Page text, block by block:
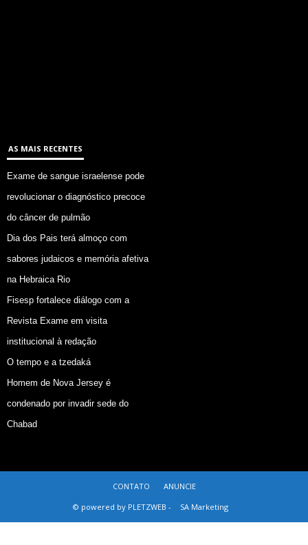
AS MAIS RECENTES
Exame de sangue israelense pode
revolucionar o diagnóstico precoce
do câncer de pulmão
Dia dos Pais terá almoço com
sabores judaicos e memória afetiva
na Hebraica Rio
Fisesp fortalece diálogo com a
Revista Exame em visita
institucional à redação
O tempo e a tzedaká
Homem de Nova Jersey é
condenado por invadir sede do
Chabad
CONTATO
ANUNCIE
© powered by PLETZWEB -
SA Marketing